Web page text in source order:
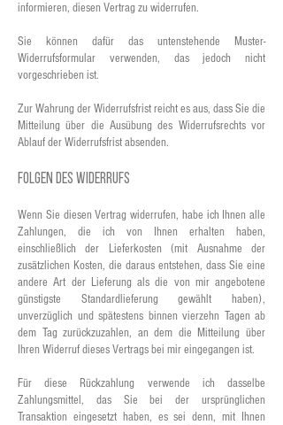
informieren, diesen Vertrag zu widerrufen.
Sie können dafür das untenstehende Muster-
Widerrufsformular verwenden, das jedoch nicht
vorgeschrieben ist.
Zur Wahrung der Widerrufsfrist reicht es aus, dass Sie die
Mitteilung über die Ausübung des Widerrufsrechts vor
Ablauf der Widerrufsfrist absenden.
Folgen des Widerrufs
Wenn Sie diesen Vertrag widerrufen, habe ich Ihnen alle
Zahlungen, die ich von Ihnen erhalten haben,
einschließlich der Lieferkosten (mit Ausnahme der
zusätzlichen Kosten, die daraus entstehen, dass Sie eine
andere Art der Lieferung als die von mir angebotene
günstigste Standardlieferung gewählt haben),
unverzüglich und spätestens binnen vierzehn Tagen ab
dem Tag zurückzuzahlen, an dem die Mitteilung über
Ihren Widerruf dieses Vertrags bei mir eingegangen ist.
Für diese Rückzahlung verwende ich dasselbe
Zahlungsmittel, das Sie bei der ursprünglichen
Transaktion eingesetzt haben, es sei denn, mit Ihnen